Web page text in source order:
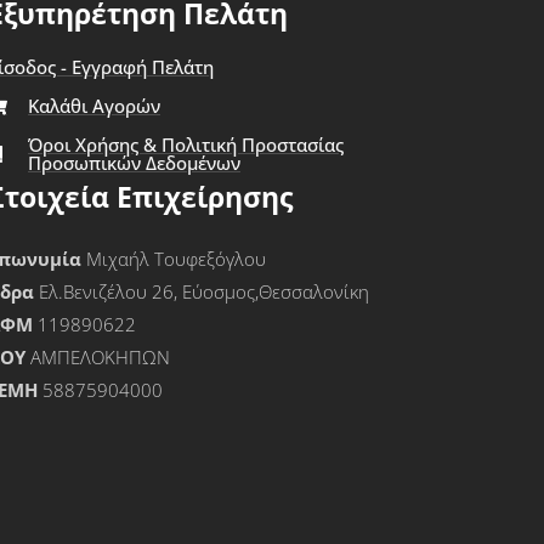
Πελάτη
- Εγγραφή Πελάτη
Καλάθι Αγορών
Όροι Χρήσης & Πολιτική Προστασίας
Προσωπικών Δεδομένων
Επιχείρησης
Μιχαήλ Τουφεξόγλου
Ελ.Βενιζέλου 26, Εύοσμος,Θεσσαλονίκη
119890622
ΑΜΠΕΛΟΚΗΠΩΝ
58875904000